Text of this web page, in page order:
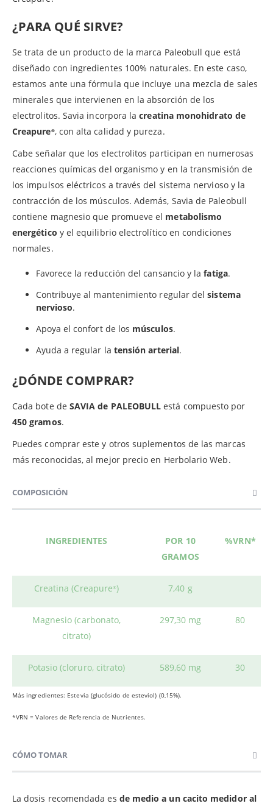
¿PARA QUÉ SIRVE?
Se trata de un producto de la marca Paleobull que está
diseñado con ingredientes 100% naturales. En este caso,
estamos ante una fórmula que incluye una mezcla de sales
minerales que intervienen en la absorción de los
electrolitos. Savia incorpora lacreatina monohidrato de
Creapure®, con alta calidad y pureza.
Cabe señalar que los electrolitos participan en numerosas
reacciones químicas del organismo y en la transmisión de
los impulsos eléctricos a través del sistema nervioso y la
contracción de los músculos. Además, Savia de Paleobull
contiene magnesio que promueve el metabolismo
energético y el equilibrio electrolítico en condiciones
normales.
Favorece la reducción del cansancio y lafatiga.
Contribuye al mantenimiento regular delsistema
nervioso.
Apoya el confort de los músculos.
Ayuda a regular la tensión arterial.
¿DÓNDE COMPRAR?
Cada bote de SAVIAde PALEOBULL está compuesto por
450 gramos.
Puedes comprar este y otros suplementos de las marcas
más reconocidas, al mejor precio en Herbolario Web.
COMPOSICIÓN
INGREDIENTES
POR 10
GRAMOS
%VRN*
Creatina (Creapure®) 7,40 g
Magnesio (carbonato,
citrato)
297,30 mg 80
Potasio (cloruro, citrato) 589,60 mg 30
Más ingredientes: Estevia (glucósido de esteviol) (0,15%).
*VRN = Valores de Referencia de Nutrientes.
CÓMO TOMAR
La dosis recomendada es de medio a un cacito medidor al